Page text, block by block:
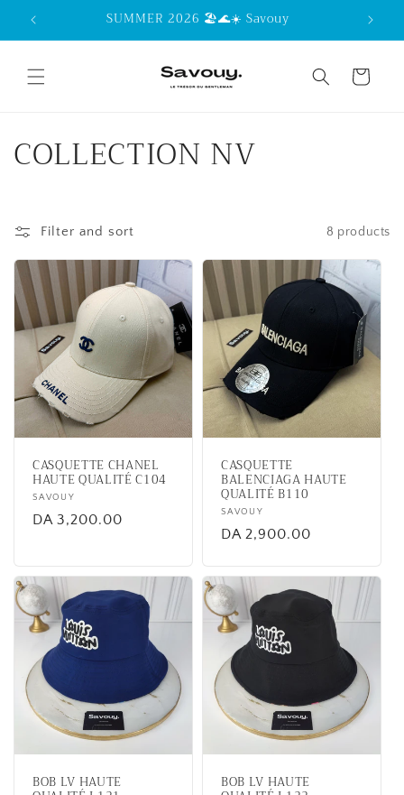
Skip to
content
SUMMER 2026 🏖️🌊☀️ Savouy
Cart
C
l
l
e
c
t
i
COLLECTION NV
Filter and sort 8 products
CASQUETTE CHANEL
HAUTE QUALITÉ C104
Vendor:
SAVOUY
Regular
DA 3,200.00
CASQUETTE
BALENCIAGA HAUTE
QUALITÉ B110
Vendor:
SAVOUY
Regular
DA 2,900.00
BOB LV HAUTE BOB LV HAUTE